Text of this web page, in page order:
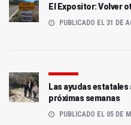
El Expositor: Volver
PUBLICADO EL 31 DE
Las ayudas
próximas semanas
PUBLICADO EL 05 DE